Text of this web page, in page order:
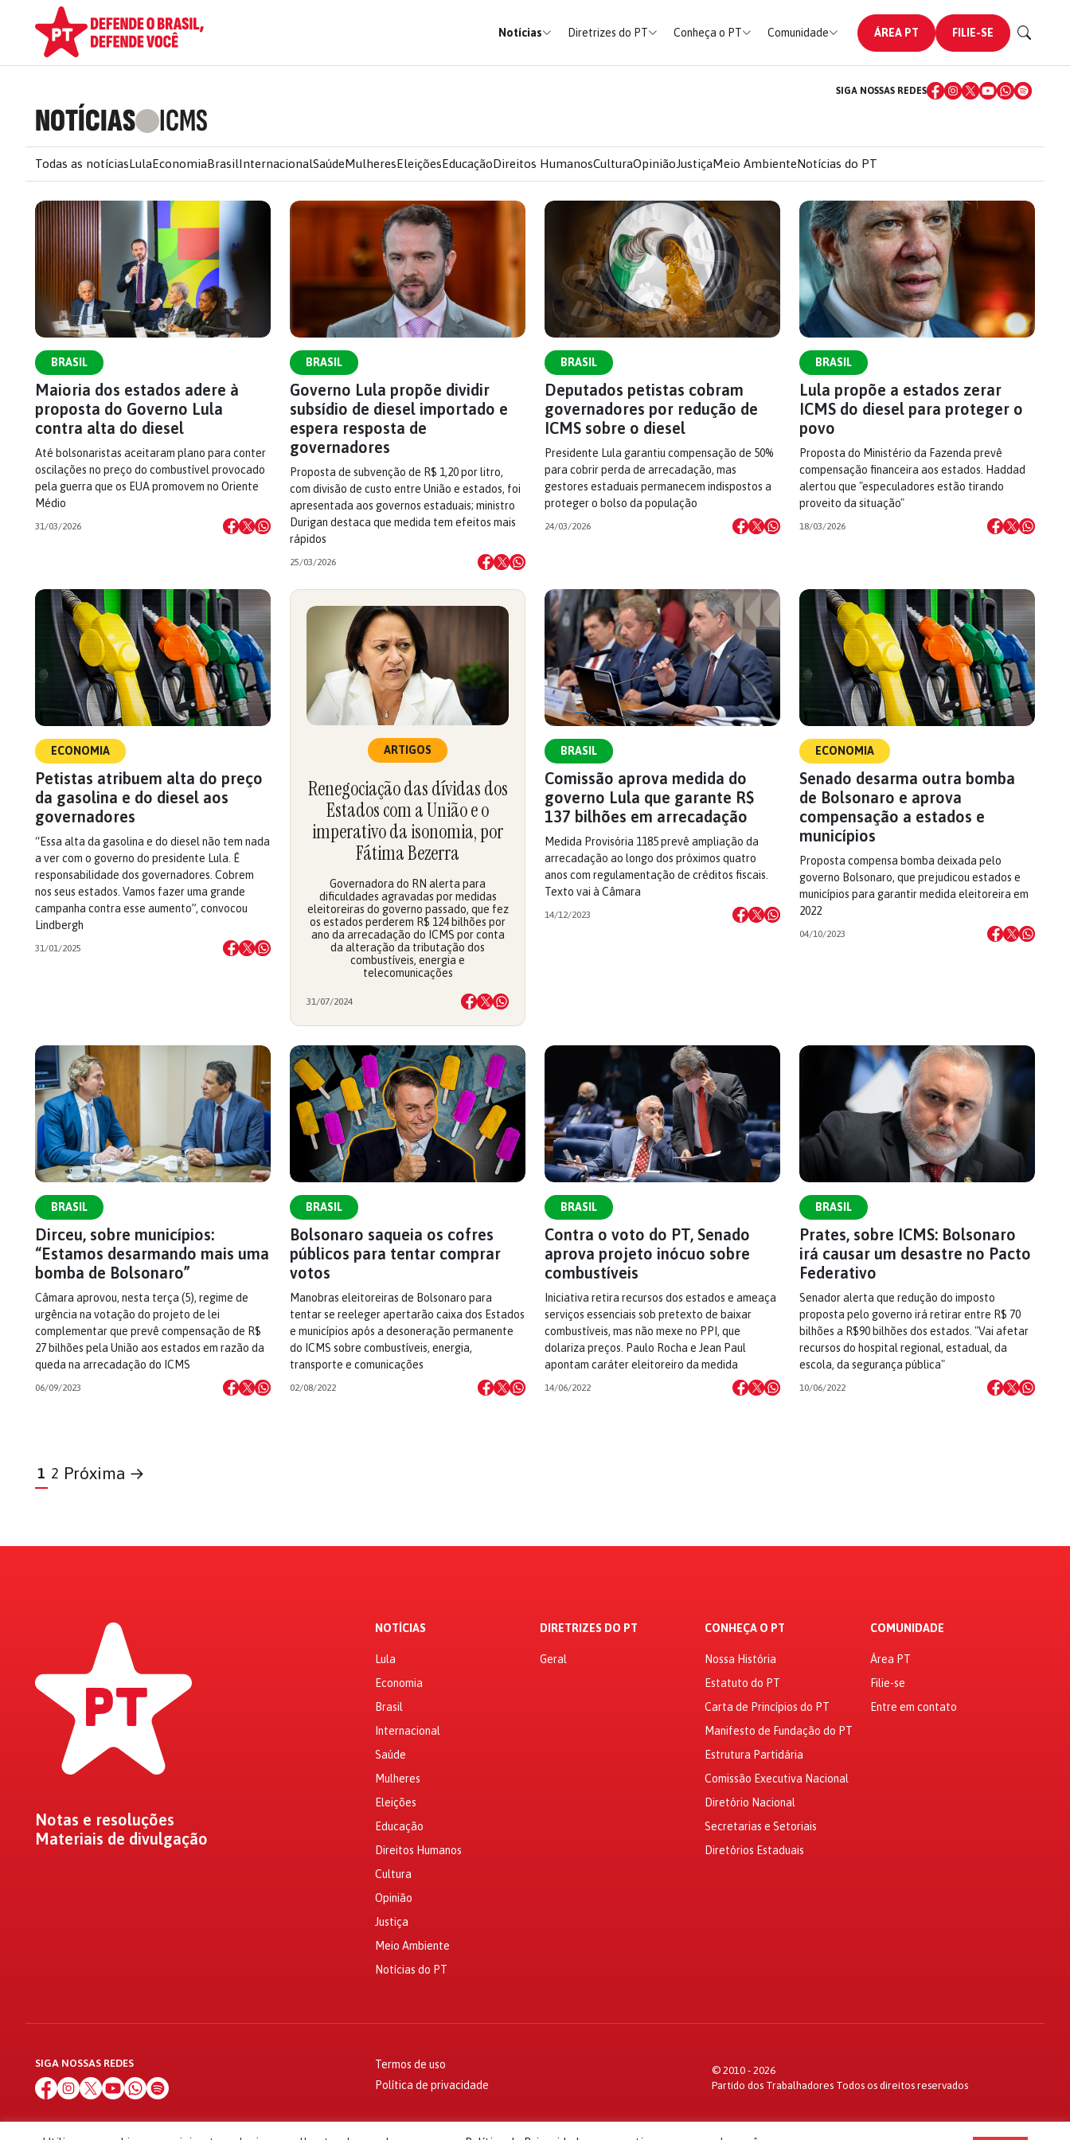
Notícias Diretrizes do PT Conheça o PT Comunidade ÁREA PT FILIE-SE
NOTÍCIAS ICMS
SIGA NOSSAS REDES
Todas as notíciasLulaEconomiaBrasilInternacionalSaúdeMulheresEleiçõesEducaçãoDireitos HumanosCulturaOpiniãoJustiçaMeio AmbienteNotícias do PT
BRASIL
Maioria dos estados adere à
proposta do Governo Lula
contra alta do diesel
Até bolsonaristas aceitaram plano para conter
oscilações no preço do combustível provocado
pela guerra que os EUA promovem no Oriente
Médio
31/03/2026
BRASIL
Governo Lula propõe dividir
subsídio de diesel importado e
espera resposta de
governadores
Proposta de subvenção de R$ 1,20 por litro,
com divisão de custo entre União e estados, foi
apresentada aos governos estaduais; ministro
Durigan destaca que medida tem efeitos mais
rápidos
25/03/2026
BRASIL
Deputados petistas cobram
governadores por redução de
ICMS sobre o diesel
Presidente Lula garantiu compensação de 50%
para cobrir perda de arrecadação, mas
gestores estaduais permanecem indispostos a
proteger o bolso da população
24/03/2026
BRASIL
Lula propõe a estados zerar
ICMS do diesel para proteger o
povo
Proposta do Ministério da Fazenda prevê
compensação financeira aos estados. Haddad
alertou que "especuladores estão tirando
proveito da situação"
18/03/2026
ECONOMIA
Petistas atribuem alta do preço
da gasolina e do diesel aos
governadores
“Essa alta da gasolina e do diesel não tem nada
a ver com o governo do presidente Lula. É
responsabilidade dos governadores. Cobrem
nos seus estados. Vamos fazer uma grande
campanha contra esse aumento”, convocou
Lindbergh
31/01/2025
ARTIGOS
Renegociação das dívidas dos
Estados com a União e o
imperativo da isonomia, por
Fátima Bezerra
Governadora do RN alerta para
dificuldades agravadas por medidas
eleitoreiras do governo passado, que fez
os estados perderem R$ 124 bilhões por
ano da arrecadação do ICMS por conta
da alteração da tributação dos
combustíveis, energia e
telecomunicações
31/07/2024
BRASIL
Comissão aprova medida do
governo Lula que garante R$
137 bilhões em arrecadação
Medida Provisória 1185 prevê ampliação da
arrecadação ao longo dos próximos quatro
anos com regulamentação de créditos fiscais.
Texto vai à Câmara
14/12/2023
ECONOMIA
Senado desarma outra bomba
de Bolsonaro e aprova
compensação a estados e
municípios
Proposta compensa bomba deixada pelo
governo Bolsonaro, que prejudicou estados e
municípios para garantir medida eleitoreira em
2022
04/10/2023
BRASIL
Dirceu, sobre municípios:
“Estamos desarmando mais uma
bomba de Bolsonaro”
Câmara aprovou, nesta terça (5), regime de
urgência na votação do projeto de lei
complementar que prevê compensação de R$
27 bilhões pela União aos estados em razão da
queda na arrecadação do ICMS
06/09/2023
BRASIL
Bolsonaro saqueia os cofres
públicos para tentar comprar
votos
Manobras eleitoreiras de Bolsonaro para
tentar se reeleger apertarão caixa dos Estados
e municípios após a desoneração permanente
do ICMS sobre combustíveis, energia,
transporte e comunicações
02/08/2022
BRASIL
Contra o voto do PT, Senado
aprova projeto inócuo sobre
combustíveis
Iniciativa retira recursos dos estados e ameaça
serviços essenciais sob pretexto de baixar
combustíveis, mas não mexe no PPI, que
dolariza preços. Paulo Rocha e Jean Paul
apontam caráter eleitoreiro da medida
14/06/2022
BRASIL
Prates, sobre ICMS: Bolsonaro
irá causar um desastre no Pacto
Federativo
Senador alerta que redução do imposto
proposta pelo governo irá retirar entre R$ 70
bilhões a R$90 bilhões dos estados. "Vai afetar
recursos do hospital regional, estadual, da
escola, da segurança pública"
10/06/2022
1 2 Próxima →
Notas e resoluções
Materiais de divulgação
NOTÍCIAS
Lula
Economia
Brasil
Internacional
Saúde
Mulheres
Eleições
Educação
Direitos Humanos
Cultura
Opinião
Justiça
Meio Ambiente
Notícias do PT
DIRETRIZES DO PT
Geral
CONHEÇA O PT
Nossa História
Estatuto do PT
Carta de Princípios do PT
Manifesto de Fundação do PT
Estrutura Partidária
Comissão Executiva Nacional
Diretório Nacional
Secretarias e Setoriais
Diretórios Estaduais
COMUNIDADE
Área PT
Filie-se
Entre em contato
SIGA NOSSAS REDES
Termos de uso
Política de privacidade
© 2010 - 2026
Partido dos Trabalhadores Todos os direitos reservados